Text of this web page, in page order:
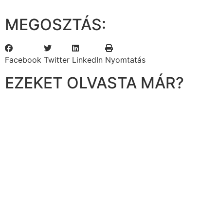
MEGOSZTÁS:
Facebook Twitter LinkedIn Nyomtatás
EZEKET OLVASTA MÁR?